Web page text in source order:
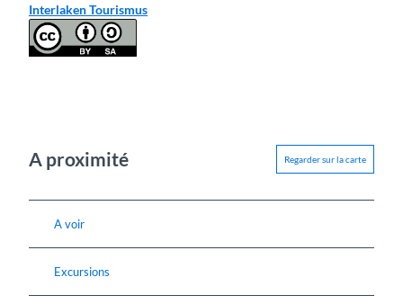
Interlaken Tourismus
A proximité Regarder sur la carte
A voir
Excursions